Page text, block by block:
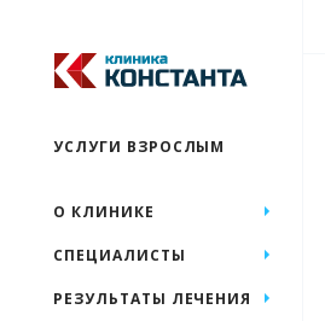
УСЛУГИ ВЗРОСЛЫМ
О КЛИНИКЕ
СПЕЦИАЛИСТЫ
РЕЗУЛЬТАТЫ ЛЕЧЕНИЯ